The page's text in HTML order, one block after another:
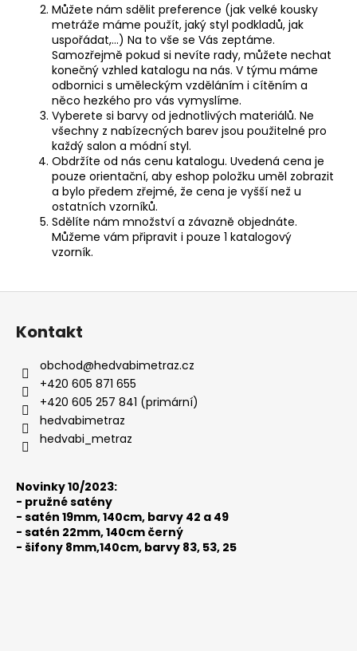
Můžete nám sdělit preference (jak velké kousky
metráže máme použít, jaký styl podkladů, jak
uspořádat,...) Na to vše se Vás zeptáme.
Samozřejmě pokud si nevíte rady, můžete nechat
konečný vzhled katalogu na nás. V týmu máme
odbornici s uměleckým vzděláním i cítěním a
něco hezkého pro vás vymyslíme.
Vyberete si barvy od jednotlivých materiálů. Ne
všechny z nabízecných barev jsou použitelné pro
každý salon a módní styl.
Obdržíte od nás cenu katalogu. Uvedená cena je
pouze orientační, aby eshop položku uměl zobrazit
a bylo předem zřejmé, že cena je vyšší než u
ostatních vzorníků.
Sdělíte nám množství a závazně objednáte.
Můžeme vám připravit i pouze 1 katalogový
vzorník.
Z
Kontakt
obchod@hedvabimetraz.cz
+420 605 871 655
+420 605 257 841 (primární)
hedvabimetraz
hedvabi_metraz
Novinky 10/2023:
- pružné satény
- satén 19mm, 140cm, barvy 42 a 49
- satén 22mm, 140cm černý
- šifony 8mm,140cm, barvy 83, 53, 25